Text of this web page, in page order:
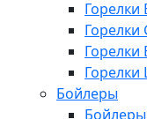
Горелки
Горелки
Горелки
Бойлеры